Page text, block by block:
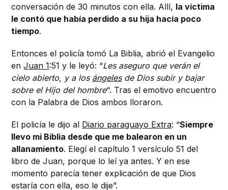
conversación de 30 minutos con ella. Allí, la víctima
le contó que había perdido a su hija hacía poco
tiempo.
Entonces el policía tomó La Biblia, abrió el Evangelio
enJuan 1:51 y le leyó: “Les aseguro que verán el
cielo abierto, y a los ángelesde Dios subir y bajar
sobre el Hijo del hombre“. Tras el emotivo encuentro
con la Palabra de Dios ambos lloraron.
El policía le dijo al Diario paraguayo Extra: “Siempre
llevo mi Biblia desde que me balearon en un
allanamiento. Elegí el capítulo 1 versículo 51 del
libro de Juan, porque lo leí ya antes. Y en ese
momento parecía tener explicación de que Dios
estaría con ella, eso le dije”.